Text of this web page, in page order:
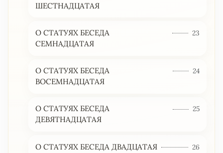
ШЕСТНАДЦАТАЯ
О СТАТУЯХ БЕСЕДА
СЕМНАДЦАТАЯ
23
О СТАТУЯХ БЕСЕДА
ВОСЕМНАДЦАТАЯ
24
О СТАТУЯХ БЕСЕДА
ДЕВЯТНАДЦАТАЯ
25
О СТАТУЯХ БЕСЕДА ДВАДЦАТАЯ 26